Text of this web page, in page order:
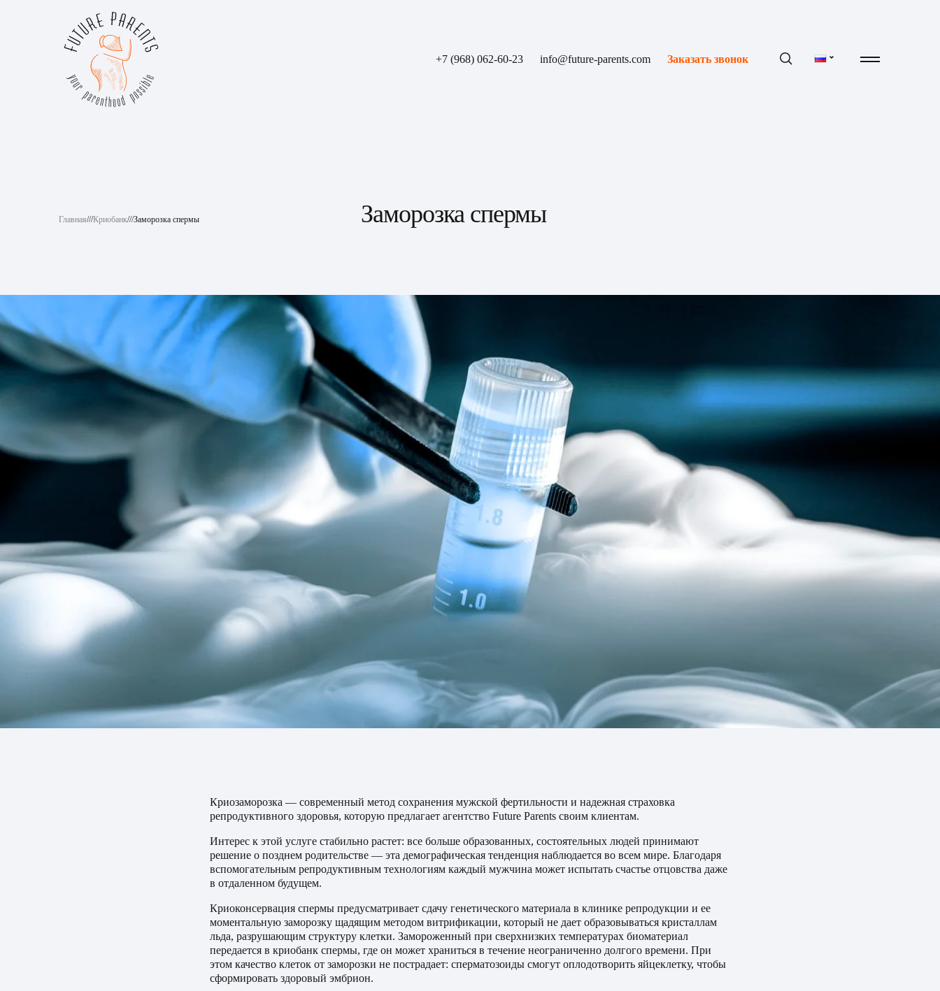
+7 (968) 062-60-23 info@future-parents.com Заказать звонок
Главная///Криобанк///Заморозка спермы Заморозка спермы
Криозаморозка — современный метод сохранения мужской фертильности и надежная страховка
репродуктивного здоровья, которую предлагает агентство Future Parents своим клиентам.
Интерес к этой услуге стабильно растет: все больше образованных, состоятельных людей принимают
решение о позднем родительстве — эта демографическая тенденция наблюдается во всем мире. Благодаря
вспомогательным репродуктивным технологиям каждый мужчина может испытать счастье отцовства даже
в отдаленном будущем.
Криоконсервация спермы предусматривает сдачу генетического материала в клинике репродукции и ее
моментальную заморозку щадящим методом витрификации, который не дает образовываться кристаллам
льда, разрушающим структуру клетки. Замороженный при сверхнизких температурах биоматериал
передается в криобанк спермы, где он может храниться в течение неограниченно долгого времени. При
этом качество клеток от заморозки не пострадает: сперматозоиды смогут оплодотворить яйцеклетку, чтобы
сформировать здоровый эмбрион.